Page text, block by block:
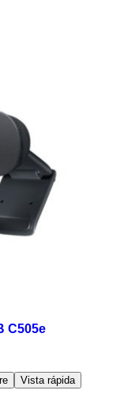
C505e
Vista rápida